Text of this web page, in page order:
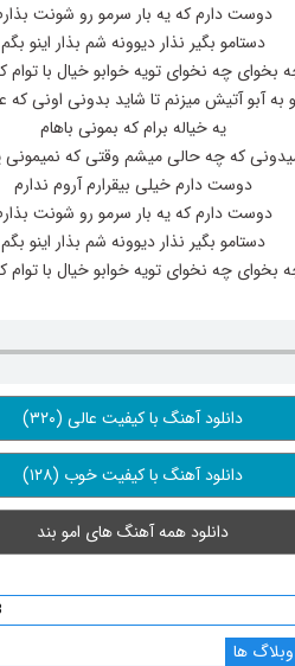
دوست دارم که یه بار سرمو رو شونت
دستامو بگیر نذار دیوونه شم بذار اینو بگم
بخوای چه نخوای تویه خوابو خیال با توام
به آبو آتیش میزنم تا شاید بدونی اونی که
یه خیاله برام که بمونی باهام
که چه حالی میشم وقتی که
دوست دارم خیلی بیقرارم آروم ندارم
دوست دارم که یه بار سرمو رو شونت
دستامو بگیر نذار دیوونه شم بذار اینو بگم
بخوای چه نخوای تویه خوابو خیال با توام
دانلود آهنگ با کیفیت عالی (۳۲۰)
دانلود آهنگ با کیفیت خوب (۱۲۸)
دانلود همه آهنگ های امو بند
ها